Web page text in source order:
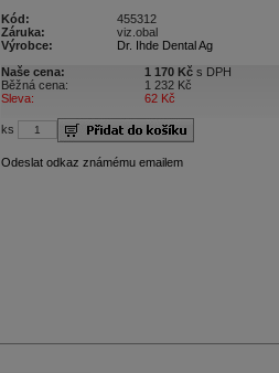
Kód:
455312
Záruka:
viz.obal
Výrobce:
Dr. Ihde Dental Ag
Naše cena:
1 170 Kč s DPH
Běžná cena:
1 232 Kč
Sleva:
62 Kč
ks
Odeslat odkaz známému emailem